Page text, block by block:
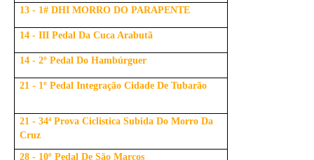
13 - 1# DHI MORRO DO PARAPENTE
14 - III Pedal Da Cuca Arabutã
14 - 2º Pedal Do Hambúrguer
21 - 1º Pedal Integração Cidade De Tubarão
21 - 34ª Prova Ciclistica Subida Do Morro Da
Cruz
28 - 10º Pedal De São Marcos